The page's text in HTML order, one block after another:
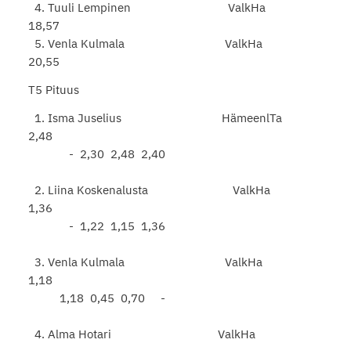
4. Tuuli Lempinen ValkHa
18,57
5. Venla Kulmala ValkHa
20,55
T5 Pituus
1. Isma Juselius HämeenlTa
2,48
- 2,30 2,48 2,40
2. Liina Koskenalusta ValkHa
1,36
- 1,22 1,15 1,36
3. Venla Kulmala ValkHa
1,18
1,18 0,45 0,70 -
4. Alma Hotari ValkHa